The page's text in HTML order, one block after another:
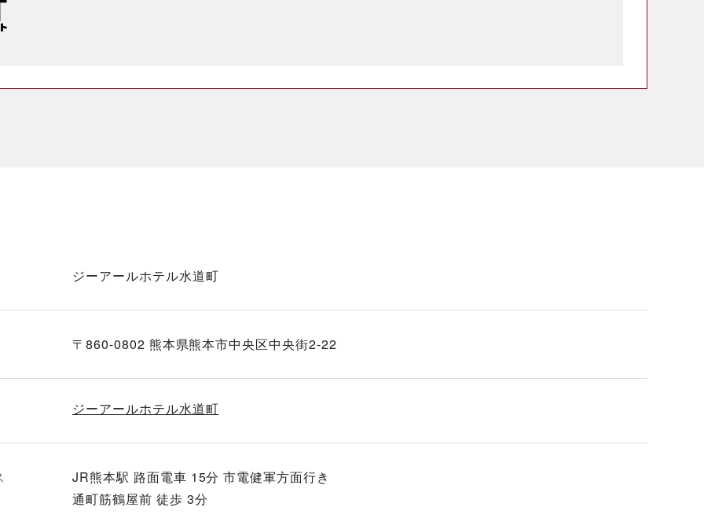
ジーアールホテル水道町
〒860-0802 熊本県熊本市中央区中央街2-22
ジーアールホテル水道町
JR熊本駅 路面電車 15分 市電健軍方面行き
通町筋鶴屋前 徒歩 3分